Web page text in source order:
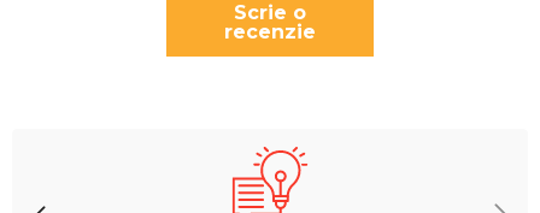
Scrie o
recenzie